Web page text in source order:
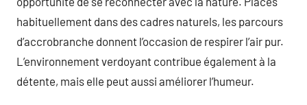
habituellement dans des cadres naturels, les parcours
d’accrobranche donnent l’occasion de respirer l’air pur.
L’environnement verdoyant contribue également à la
détente, mais elle peut aussi améliorer l’humeur.